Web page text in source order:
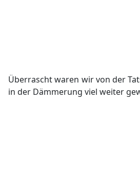
Überrascht waren wir von der
in der Dämmerung viel weiter